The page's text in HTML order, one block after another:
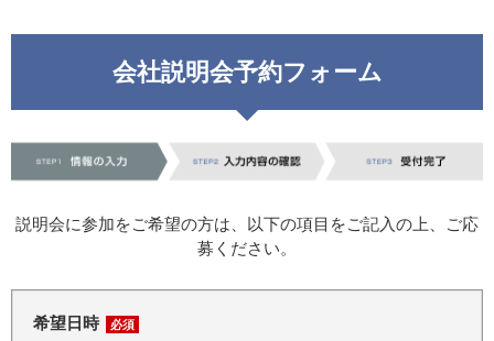
会社説明会予約フォーム
説明会に参加をご希望の方は、以下の項目をご記入の上、ご応
募ください。
希望日時 必須